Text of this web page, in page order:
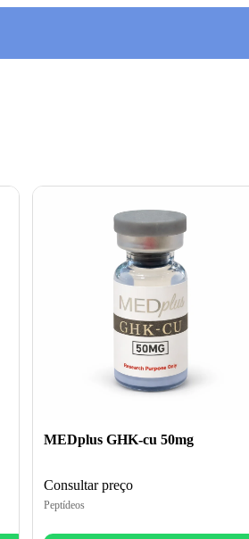
MEDplus GHK-cu 50mg
Consultar preço
Peptídeos